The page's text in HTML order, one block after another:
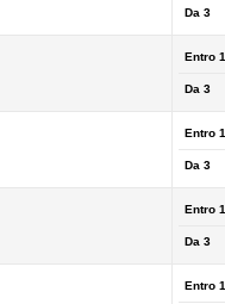
Da 3
Entro 1
Da 3
Entro 1
Da 3
Entro 1
Da 3
Entro 1